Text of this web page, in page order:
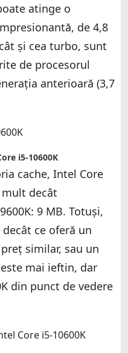
atinge o
de 4,8
și cea turbo, sunt
de procesorul
anterioară (3,7
i5-10600K
cache, Intel Core
mult decât
9 MB. Totuși,
ce oferă un
similar, sau un
este mai ieftin, dar
din punct de vedere